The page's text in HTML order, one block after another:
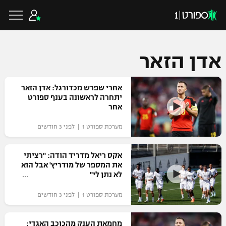
כדורגל ישראלי
ליגת העל
גביע הטוטו
ליגיונרים
גביע המדינה
כדורגל עולמי
ליגת האלופות
ליגה אירופית
ליגה אנגלית
כדורסל ישראלי
ליגת ווינר סל
ליגה לאומית
כדורסל עולמי
NBA
אדן הזאר
אחרי שפרש מכדורגל: אדן הזאר
יתחרה לראשונה בענף ספורט
אחר
מערכת ספורט 1 | לפני 3 חודשים
אקס ריאל מדריד הודה: "רציתי
את המספר של מודריץ' אבל הוא
לא נתן לי"
מערכת ספורט 1 | לפני 3 חודשים
מחמאת הענק מהכוכב האגדי: